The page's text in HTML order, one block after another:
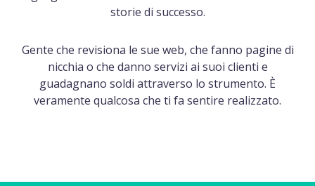
storie di successo.
Gente che revisiona le sue web, che fanno pagine di
nicchia o che danno servizi ai suoi clienti e
guadagnano soldi attraverso lo strumento. È
veramente qualcosa che ti fa sentire realizzato.